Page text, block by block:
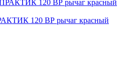
и тип
120 ВР рычаг красный